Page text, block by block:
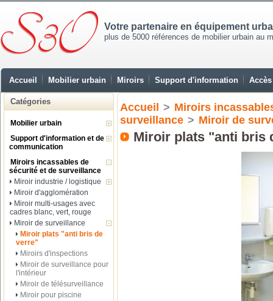
Votre partenaire en équipement
plus de 5000 références de mobilier urbain au
Accueil Mobilier urbain Miroirs Support d'information
Catégories
Mobilier urbain
Support d'information et de
communication
Miroirs incassables de
sécurité et de surveillance
Miroir industrie / logistique
Miroir d'agglomération
Miroir multi-usages avec
cadres blanc, vert, rouge
Miroir de surveillance
Miroir plats "anti bris de
verre"
Miroirs d'inspections
Miroir de surveillance pour
l'intérieur
Miroir de télésurveillance
Miroir pour piscine
Accueil > Miroirs
surveillance > Miroir de
Miroir plats "anti bris